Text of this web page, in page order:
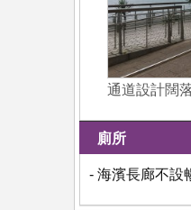
通道設計闊
廁所
- 海濱長廊不設